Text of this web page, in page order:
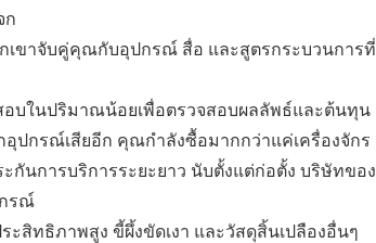
ก
เขาจับคู่คุณกับอุปกรณ์ สื่อ และสูตรกระบวนการที่
บในปริมาณน้อยเพื่อตรวจสอบผลลัพธ์และต้นทุน
ปกรณ์เสียอีก คุณกำลังซื้อมากกว่าแค่เครื่องจักร
นการบริการระยะยาว นับตั้งแต่ก่อตั้ง บริษัทของ
กรณ์
ะสิทธิภาพสูง ขี้ผึ้งขัดเงา และวัสดุสิ้นเปลืองอื่นๆ